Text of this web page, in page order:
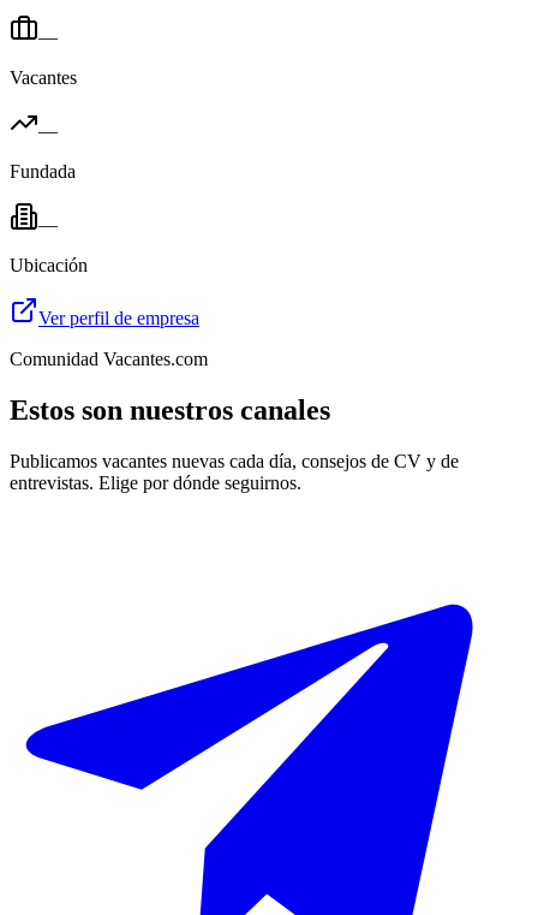
—
Vacantes
—
Fundada
—
Ubicación
Ver perfil de empresa
Comunidad Vacantes.com
Estos son nuestros canales
Publicamos vacantes nuevas cada día, consejos de CV y de
entrevistas. Elige por dónde seguirnos.